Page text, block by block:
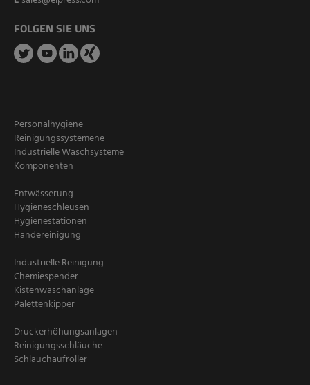
FOLGEN SIE UNS
Personalhygiene
Reinigungssystemene
Industrielle Waschsysteme
Komponenten
Entwässerung
Hygieneschleusen
Hygienestationen
Händereinigung
Industrielle Reinigung
Chemiespender
Kistenwaschanlage
Palettenkipper
Druckerhöhungsanlagen
Reinigungsschläuche
Schlauchaufroller